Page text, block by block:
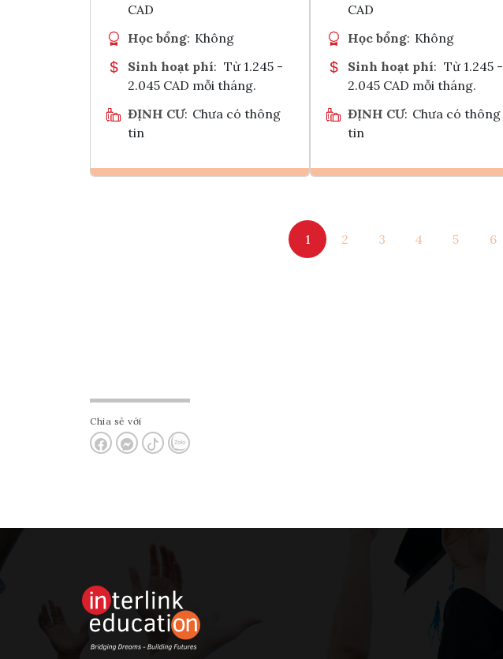
CAD
Học bổng: Không
Sinh hoạt phí: Từ 1.245 -
2.045 CAD mỗi tháng.
ĐỊNH CƯ: Chưa có thông
tin
CAD
Học bổng: Không
Sinh hoạt phí: Từ 1.245 -
2.045 CAD mỗi tháng.
ĐỊNH CƯ: Chưa có thông
tin
Tham vấn Interlink
1 2 3 4 5 6
Chia sẻ với